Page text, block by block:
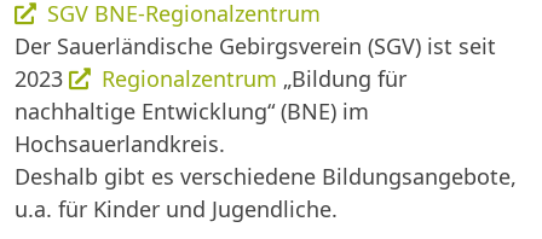
SGV BNE-Regionalzentrum
Der Sauerländische Gebirgsverein (SGV) ist seit
2023
Regionalzentrum „Bildung für
nachhaltige Entwicklung“ (BNE) im
Hochsauerlandkreis.
Deshalb gibt es verschiedene Bildungsangebote,
u.a. für Kinder und Jugendliche.